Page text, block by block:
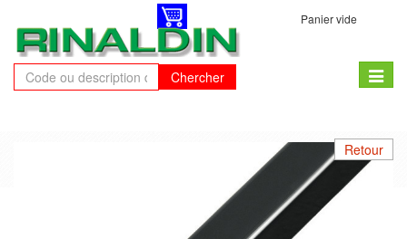
Chercher
Panier vide
Toggle
Retour